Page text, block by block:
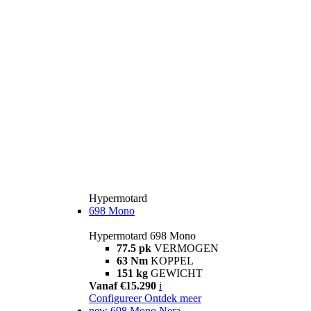
Hypermotard
698 Mono
Hypermotard 698 Mono
77.5 pk VERMOGEN
63 Nm KOPPEL
151 kg GEWICHT
Vanaf €15.290 i
Configureer Ontdek meer